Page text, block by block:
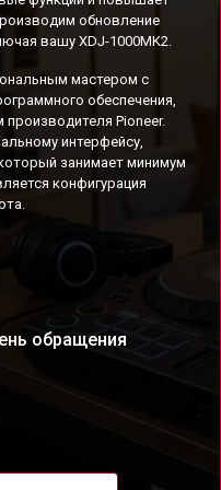
обновление
вашу XDJ-1000MK2.
мастером с
обеспечения,
Pioneer.
интерфейсу,
занимает минимум
конфигурация
обращения